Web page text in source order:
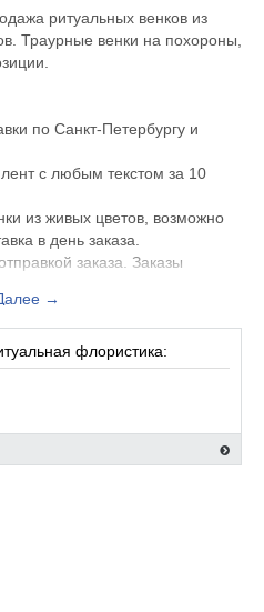
ритуальных венков из
Траурные венки на похороны,
по Санкт-Петербургу и
с любым текстом за 10
из живых цветов, возможно
в день заказа.
заказа. Заказы
цветов, корзину или
принимаем до 18-00
и отправка в день заказа!
и под заказ.
→
флористика: